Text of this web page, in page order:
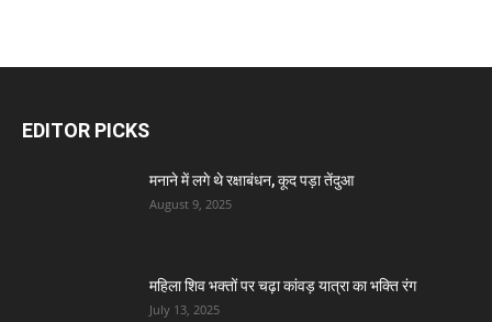
EDITOR PICKS
मनाने में लगे थे रक्षाबंधन, कूद पड़ा तेंदुआ
August 9, 2025
महिला शिव भक्तों पर चढ़ा कांवड़ यात्रा का भक्ति रंग
July 13, 2025